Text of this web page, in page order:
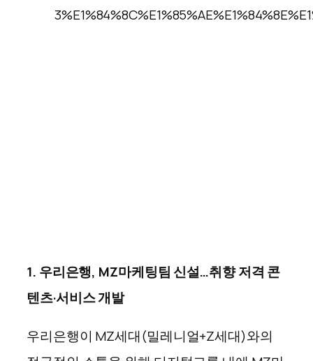
1. 우리은행, MZ마케팅팀 신설…취향 저격 콘
텐츠·서비스 개발
우리은행이 MZ세대(밀레니얼+Z세대)와의